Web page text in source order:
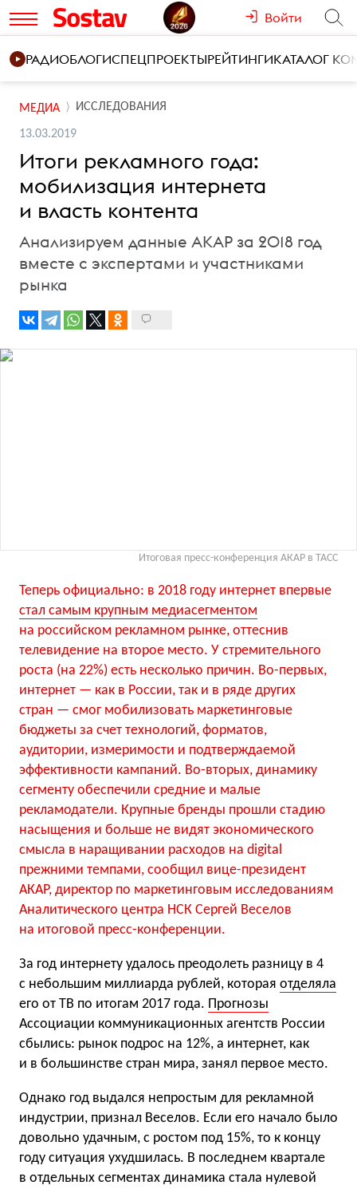
Войти
РАДИОБЛОГИСПЕЦПРОЕКТЫРЕЙТИНГИКАТАЛОГ
МЕДИА ИССЛЕДОВАНИЯ
13.03.2019
Итоги рекламного года:
мобилизация интернета
и власть контента
Анализируем данные АКАР за 2018 год
вместе с экспертами и участниками
рынка
Итоговая пресс-конференция АКАР в ТАСС
Теперь официально: в 2018 году интернет впервые
стал самым крупным медиасегментом
на российском рекламном рынке, оттеснив
телевидение на второе место. У стремительного
роста (на 22%) есть несколько причин. Во-первых,
интернет — как в России, так и в ряде других
стран — смог мобилизовать маркетинговые
бюджеты за счет технологий, форматов,
аудитории, измеримости и подтверждаемой
эффективности кампаний. Во-вторых, динамику
сегменту обеспечили средние и малые
рекламодатели. Крупные бренды прошли стадию
насыщения и больше не видят экономического
смысла в наращивании расходов на digital
прежними темпами, сообщил вице-президент
АКАР, директор по маркетинговым исследованиям
Аналитического центра НСК Сергей Веселов
на итоговой пресс-конференции.
За год интернету удалось преодолеть разницу в 4
с небольшим миллиарда рублей, которая отделяла
его от ТВ по итогам 2017 года. Прогнозы
Ассоциации коммуникационных агентств России
сбылись: рынок подрос на 12%, а интернет, как
и в большинстве стран мира, занял первое место.
Однако год выдался непростым для рекламной
индустрии, признал Веселов. Если его начало было
довольно удачным, с ростом под 15%, то к концу
году ситуация ухудшилась. В последнем квартале
в отдельных сегментах динамика стала нулевой